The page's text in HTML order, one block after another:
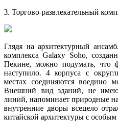
3. Торгово-развлекательный
Глядя на архитектурный
комплекса Galaxy Soho,
Пекине, можно подумать, что
наступило. 4 корпуса с
местах соединяются воедино
Внешний вид зданий, не
линий, напоминает природные
внутренние дворы всецело
китайской архитектуры с